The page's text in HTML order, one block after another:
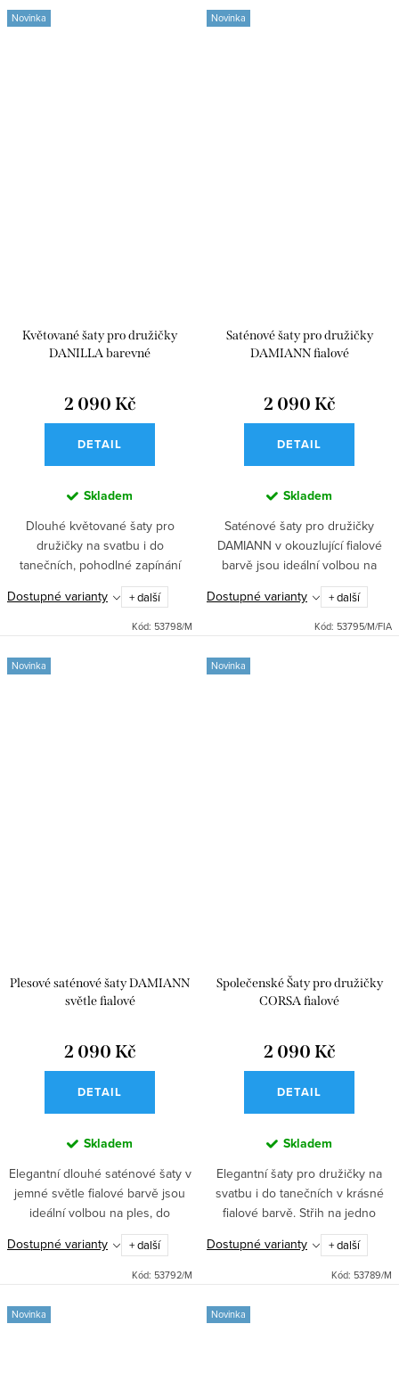
Novinka
Květované šaty pro družičky
DANILLA barevné
2 090 Kč
DETAIL
Skladem
Dlouhé květované šaty pro
družičky na svatbu i do
tanečních, pohodlné zapínání
vzadu na zip a šněrování,
rozparek pro volnost pohybu a
nevyztužená hrudní část pro
Dostupné varianty + další
Kód: 53798/M
Novinka
Saténové šaty pro družičky
DAMIANN fialové
2 090 Kč
DETAIL
Skladem
Saténové šaty pro družičky
DAMIANN v okouzlující fialové
barvě jsou ideální volbou na
svatbu, do tanečních i na ples.
Dlouhá sukně s rozparkem a
pohodlné zapínání vzadu na zip
Dostupné varianty + další
Kód: 53795/M/FIA
Novinka
Plesové saténové šaty DAMIANN
světle fialové
2 090 Kč
DETAIL
Skladem
Elegantní dlouhé saténové šaty v
jemné světle fialové barvě jsou
ideální volbou na ples, do
tanečních i jako šaty pro družičky
na svatbu. Pohodlné zapínání
vzadu na zip a...
Dostupné varianty + další
Kód: 53792/M
Novinka
Společenské Šaty pro družičky
CORSA fialové
2 090 Kč
DETAIL
Skladem
Elegantní šaty pro družičky na
svatbu i do tanečních v krásné
fialové barvě. Střih na jedno
rameno, dlouhá sukně se
spodničkou a stylový rozparek.
Pohodlné zapínání na boční...
Dostupné varianty + další
Kód: 53789/M
Novinka Novinka